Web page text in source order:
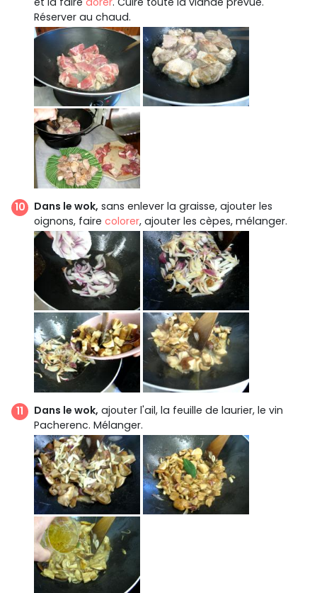
Réserver au chaud.
Dans le wok, sans enlever la graisse, ajouter les
oignons, faire colorer, ajouter les cèpes, mélanger.
Dans le wok, ajouter l'ail, la feuille de laurier, le vin
Pacherenc. Mélanger.